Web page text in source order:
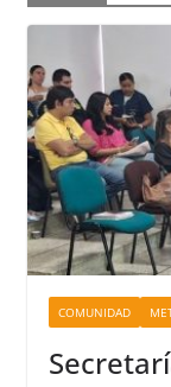
COMUNIDAD